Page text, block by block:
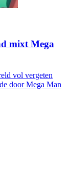
mixt Mega
vol vergeten
door Mega Man